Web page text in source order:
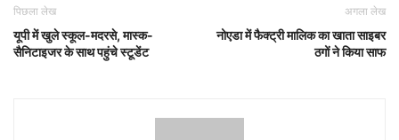
पिछला लेख
यूपी में खुले स्कूल-मदरसे, मास्क-
सैनिटाइजर के साथ पहुंचे स्टूडेंट
अगला लेख
नोएडा में फैक्ट्री मालिक का खाता साइबर
ठगों ने किया साफ